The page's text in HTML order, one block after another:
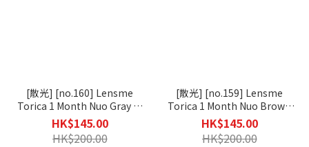
[散光] [no.160] Lensme
Torica 1 Month Nuo Gray 月
拋彩妝隱形眼鏡｜每盒2片
HK$145.00
HK$200.00
[散光] [no.159] Lensme
Torica 1 Month Nuo Brown
月拋彩妝隱形眼鏡｜每盒2片
HK$145.00
HK$200.00